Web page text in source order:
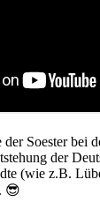
der Soester bei
der
(wie z.B.
😎